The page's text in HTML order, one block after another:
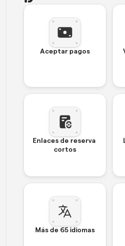
Aceptar pagos
Enlaces de reserva
cortos
Más de 65 idiomas